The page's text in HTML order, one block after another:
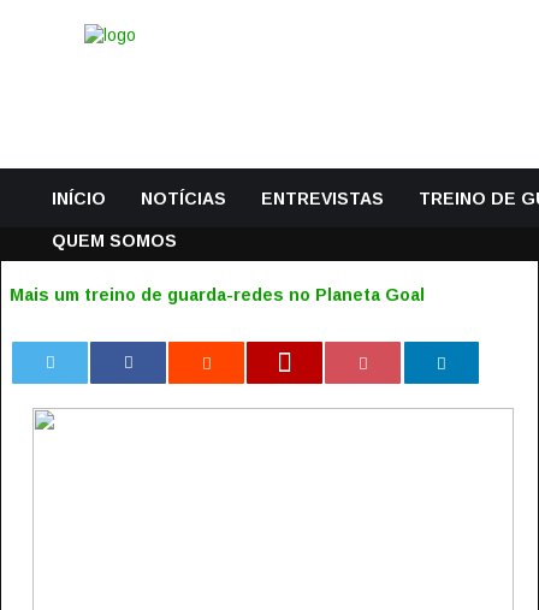
INÍCIO NOTÍCIAS ENTREVISTAS TREINO DE
QUEM SOMOS
Mais um treino de guarda-redes no Planeta Goal
0